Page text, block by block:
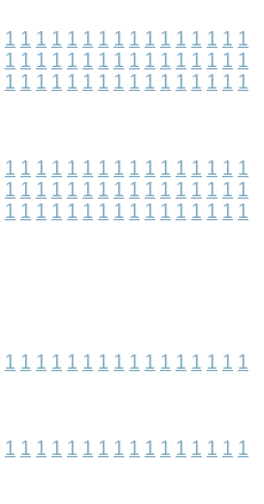
1 1 1 1 1 1 1 1 1 1 1 1 1 1 1 1
1 1 1 1 1 1 1 1 1 1 1 1 1 1 1 1
1 1 1 1 1 1 1 1 1 1 1 1 1 1 1 1
1 1 1 1 1 1 1 1 1 1 1 1 1 1 1 1
1 1 1 1 1 1 1 1 1 1 1 1 1 1 1 1
1 1 1 1 1 1 1 1 1 1 1 1 1 1 1 1
1 1 1 1 1 1 1 1 1 1 1 1 1 1 1 1
1 1 1 1 1 1 1 1 1 1 1 1 1 1 1 1